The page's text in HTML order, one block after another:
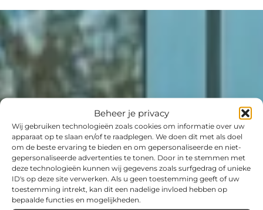
Beheer je privacy
Wij gebruiken technologieën zoals cookies om informatie over uw
apparaat op te slaan en/of te raadplegen. We doen dit met als doel
om de beste ervaring te bieden en om gepersonaliseerde en niet-
gepersonaliseerde advertenties te tonen. Door in te stemmen met
deze technologieën kunnen wij gegevens zoals surfgedrag of unieke
ID's op deze site verwerken. Als u geen toestemming geeft of uw
toestemming intrekt, kan dit een nadelige invloed hebben op
bepaalde functies en mogelijkheden.